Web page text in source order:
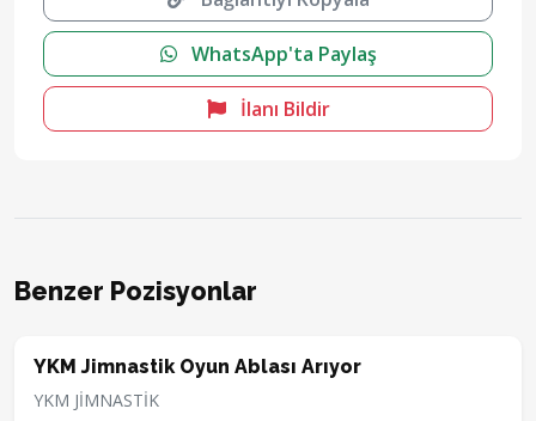
WhatsApp'ta Paylaş
İlanı Bildir
Benzer Pozisyonlar
YKM Jimnastik Oyun Ablası Arıyor
YKM JİMNASTİK